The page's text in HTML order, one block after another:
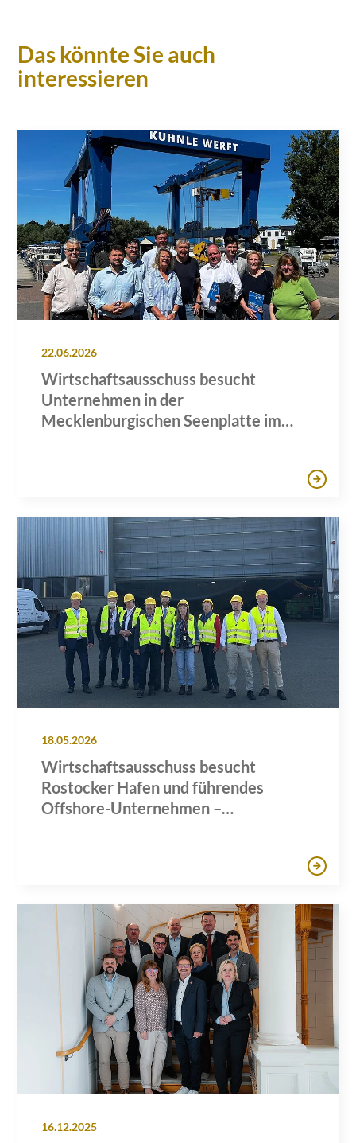
Das könnte Sie auch
interessieren
22.06.2026
Wirtschaftsausschuss besucht
Unternehmen in der
Mecklenburgischen Seenplatte im
18.05.2026
Wirtschaftsausschuss besucht
Rostocker Hafen und führendes
Offshore-Unternehmen –
16.12.2025